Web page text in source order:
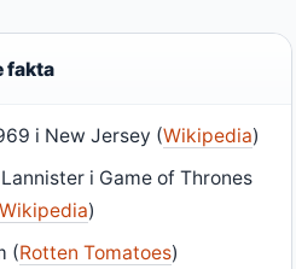
fakta
i New Jersey (Wikipedia)
i Game of Thrones
Wikipedia)
(Rotten Tomatoes)